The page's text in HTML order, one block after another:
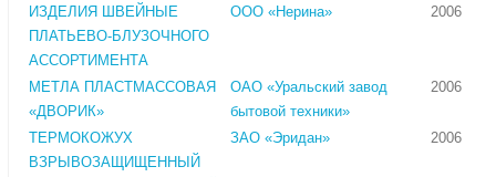
ИЗДЕЛИЯ ШВЕЙНЫЕ
ПЛАТЬЕВО-БЛУЗОЧНОГО
АССОРТИМЕНТА
ООО «Нерина» 2006
МЕТЛА ПЛАСТМАССОВАЯ
«ДВОРИК»
ОАО «Уральский завод
бытовой техники»
2006
ТЕРМОКОЖУХ
ВЗРЫВОЗАЩИЩЕННЫЙ
ЗАО «Эридан» 2006